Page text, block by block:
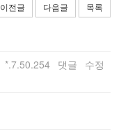
이전글 다음글 목록
*.7.50.254 댓글
수정